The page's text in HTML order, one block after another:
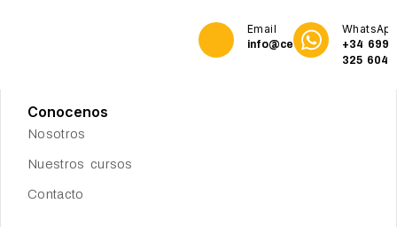
Email
info@cetservices.org+34 699
325 604
Conocenos
Nosotros
Nuestros cursos
Contacto